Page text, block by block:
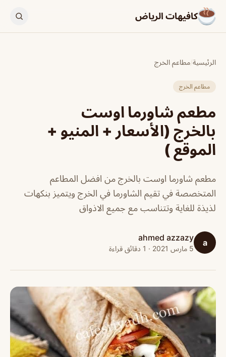
كافيهات الرياض
الرئيسية/مطاعم الخرج
مطاعم الخرج
مطعم شاورما اوست
بالخرج (الأسعار + المنيو +
الموقع )
مطعم شاورما اوست بالخرج من افضل المطاعم
المتخصصة في تقيم الشاورما في الخرج ويتميز بنكهات
لذيذة للغاية وتتناسب مع جميع الاذواق
a
ahmed azzazy
5 مارس 2021 · 1 دقائق قراءة